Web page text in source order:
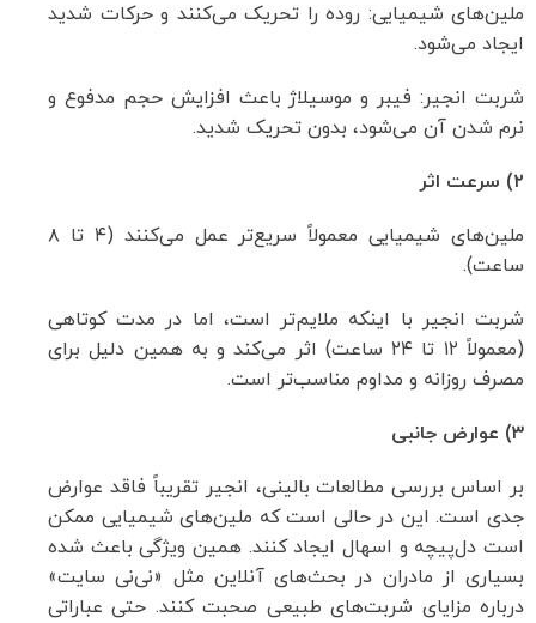
ملین‌های شیمیایی: روده را تحریک می‌کنند و حرکات شدید
ایجاد می‌شود.
شربت انجیر: فیبر و موسیلاژ باعث افزایش حجم مدفوع و
نرم شدن آن می‌شود، بدون تحریک شدید.
۲) سرعت اثر
ملین‌های شیمیایی معمولاً سریع‌تر عمل می‌کنند (۴ تا ۸
ساعت).
شربت انجیر با اینکه ملایم‌تر است، اما در مدت کوتاهی
(معمولاً ۱۲ تا ۲۴ ساعت) اثر می‌کند و به همین دلیل برای
مصرف روزانه و مداوم مناسب‌تر است.
۳) عوارض جانبی
بر اساس بررسی مطالعات بالینی، انجیر تقریباً فاقد عوارض
جدی است. این در حالی است که ملین‌های شیمیایی ممکن
است دل‌پیچه و اسهال ایجاد کنند. همین ویژگی باعث شده
بسیاری از مادران در بحث‌های آنلاین مثل «نی‌نی سایت»
درباره مزایای شربت‌های طبیعی صحبت کنند. حتی عباراتی